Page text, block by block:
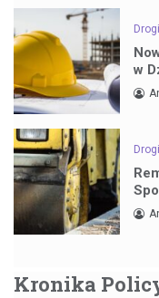
w
Kronika